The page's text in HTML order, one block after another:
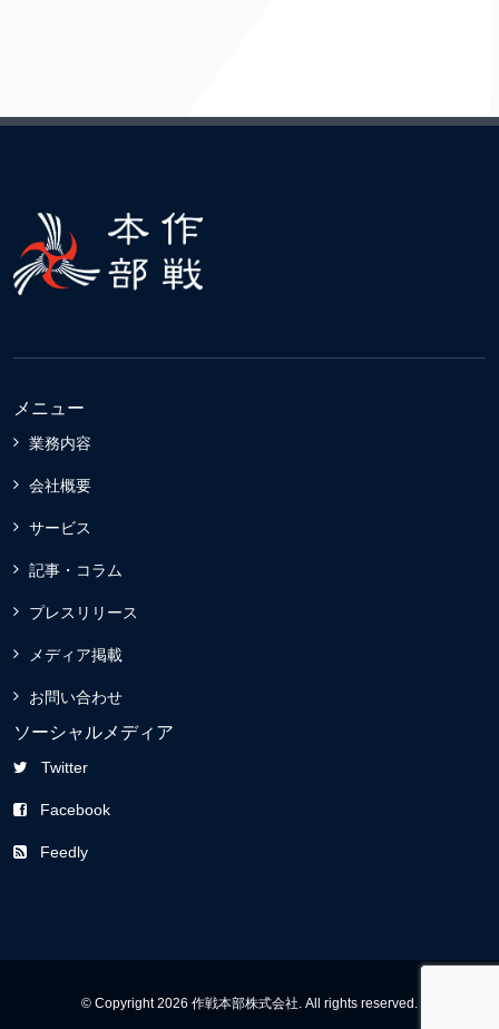
メニュー
業務内容
会社概要
サービス
記事・コラム
プレスリリース
メディア掲載
お問い合わせ
ソーシャルメディア
Twitter
Facebook
Feedly
© Copyright 2026 作戦本部株式会社. All rights reserved.